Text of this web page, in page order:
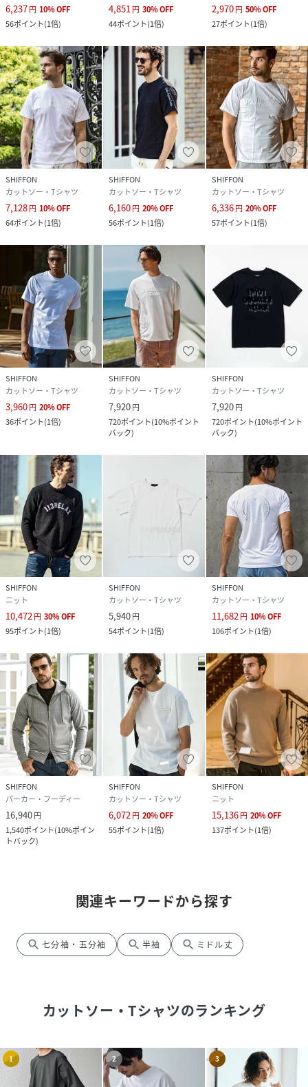
6,237円 10%OFF
56ポイント(1倍)
4,851円 30%OFF
44ポイント(1倍)
2,970円 50%OFF
27ポイント(1倍)
SHIFFON
カットソー・Tシャツ
7,128円 10%OFF
64ポイント(1倍)
SHIFFON
カットソー・Tシャツ
6,160円 20%OFF
56ポイント(1倍)
SHIFFON
カットソー・Tシャツ
6,336円 20%OFF
57ポイント(1倍)
SHIFFON
カットソー・Tシャツ
3,960円 20%OFF
36ポイント(1倍)
SHIFFON
カットソー・Tシャツ
7,920円
720ポイント(10%ポイント
バック)
SHIFFON
カットソー・Tシャツ
7,920円
720ポイント(10%ポイント
バック)
SHIFFON
ニット
10,472円 30%OFF
95ポイント(1倍)
SHIFFON
カットソー・Tシャツ
5,940円
54ポイント(1倍)
SHIFFON
カットソー・Tシャツ
11,682円 10%OFF
106ポイント(1倍)
SHIFFON
パーカー・フーディー
16,940円
1,540ポイント(10%ポイン
トバック)
SHIFFON
カットソー・Tシャツ
6,072 円 20%OFF
55ポイント(1倍)
SHIFFON
ニット
15,136円 20%OFF
137ポイント(1倍)
関連キーワードから探す
search 七分袖・五分袖 search 半袖 search ミドル丈
カットソー・Tシャツのランキング
1 2 3